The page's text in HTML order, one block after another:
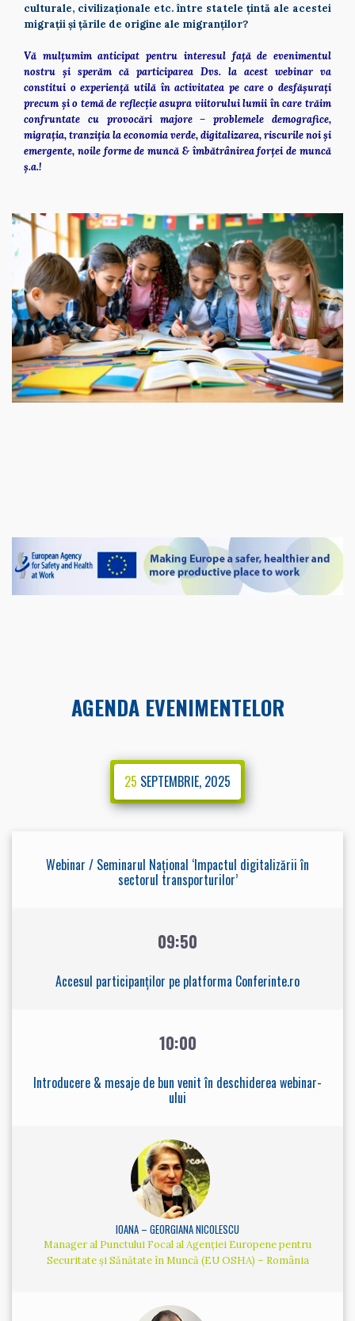
culturale, civilizaționale etc. între statele țintă ale acestei
migrații și țările de origine ale migranților?
Vă mulțumim anticipat pentru interesul față de evenimentul
nostru și sperăm că participarea Dvs. la acest webinar va
constitui o experiență utilă în activitatea pe care o desfășurați
precum și o temă de reflecție asupra viitorului lumii în care trăim
confruntate cu provocări majore – problemele demografice,
migrația, tranziția la economia verde, digitalizarea, riscurile noi și
emergente, noile forme de muncă & îmbătrânirea forței de muncă
ș.a.!
AGENDA EVENIMENTELOR
25 SEPTEMBRIE, 2025
Webinar / Seminarul Național ‘Impactul digitalizării în
sectorul transporturilor’
09:50
Accesul participanților pe platforma Conferinte.ro
10:00
Introducere & mesaje de bun venit în deschiderea webinar-
ului
IOANA – GEORGIANA NICOLESCU
Manager al Punctului Focal al Agenției Europene pentru
Securitate și Sănătate în Muncă (EU OSHA) – România